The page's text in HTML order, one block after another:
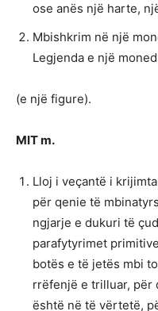
ose anës një harte,
Mbishkrim në një
Legjenda e një
(e një figure).
MIT m.
Lloj i veçantë i
për qenie të
ngjarje e dukuri të
parafytyrimet
botës e të jetës mbi
rrëfenjë e trilluar, për
është në të vërtetë,